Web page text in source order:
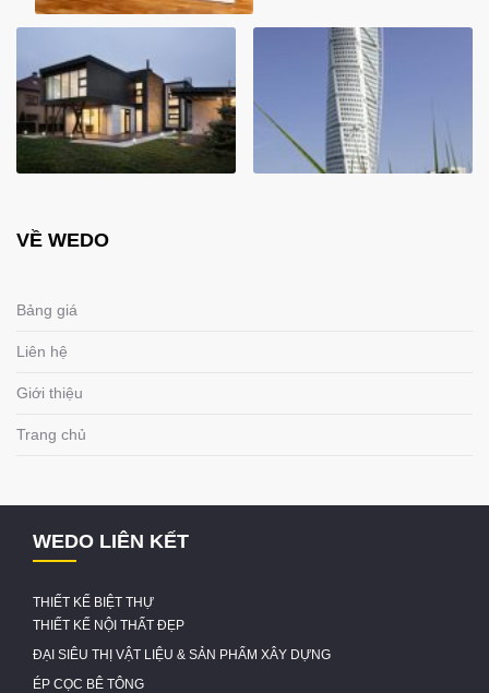
VỀ WEDO
Bảng giá
Liên hệ
Giới thiệu
Trang chủ
WEDO LIÊN KẾT
THIẾT KẾ BIỆT THỰ
THIẾT KẾ NỘI THẤT ĐẸP
ĐẠI SIÊU THỊ VẬT LIỆU & SẢN PHẨM XÂY DỰNG
ÉP CỌC BÊ TÔNG